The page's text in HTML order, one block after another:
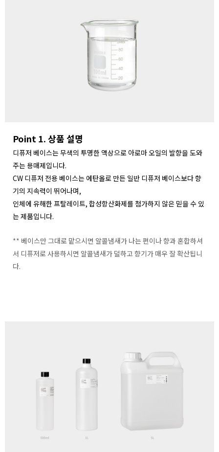
Point 1. 상품 설명
디퓨저 베이스는 무색의 투명한 액상으로 아로마 오일의 발향을 도와
주는 용매제입니다.
CW 디퓨저 전용 베이스는 에탄올로 만든 일반 디퓨저 베이스보다 향
기의 지속력이 뛰어나며,
인체에 유해한 프탈레이트, 합성항산화제를 첨가하지 않은 믿을 수 있
는 제품입니다.
** 베이스만 그대로 맡으시면 알콜냄새가 나는 편이나 향과 혼합하셔
서 디퓨저로 사용하시면 알콜냄새가 덜하고 향기가 매우 잘 확산됩니
다.